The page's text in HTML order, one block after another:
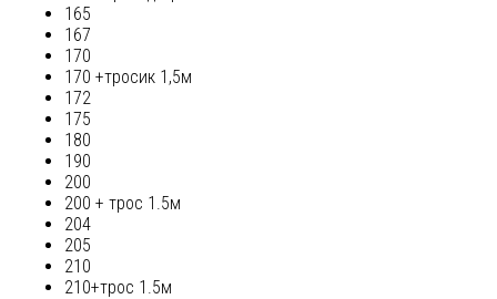
165
167
170
170 +тросик 1,5м
172
175
180
190
200
200 + трос 1.5м
204
205
210
210+трос 1.5м